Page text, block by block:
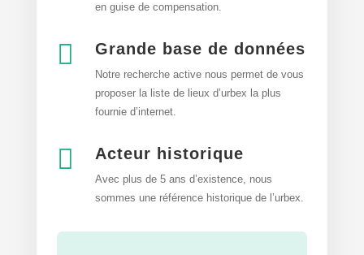
en guise de compensation.
 Grande base de données
Notre recherche active nous permet de vous
proposer la liste de lieux d’urbex la plus
fournie d’internet.
 Acteur historique
Avec plus de 5 ans d’existence, nous
sommes une référence historique de l’urbex.